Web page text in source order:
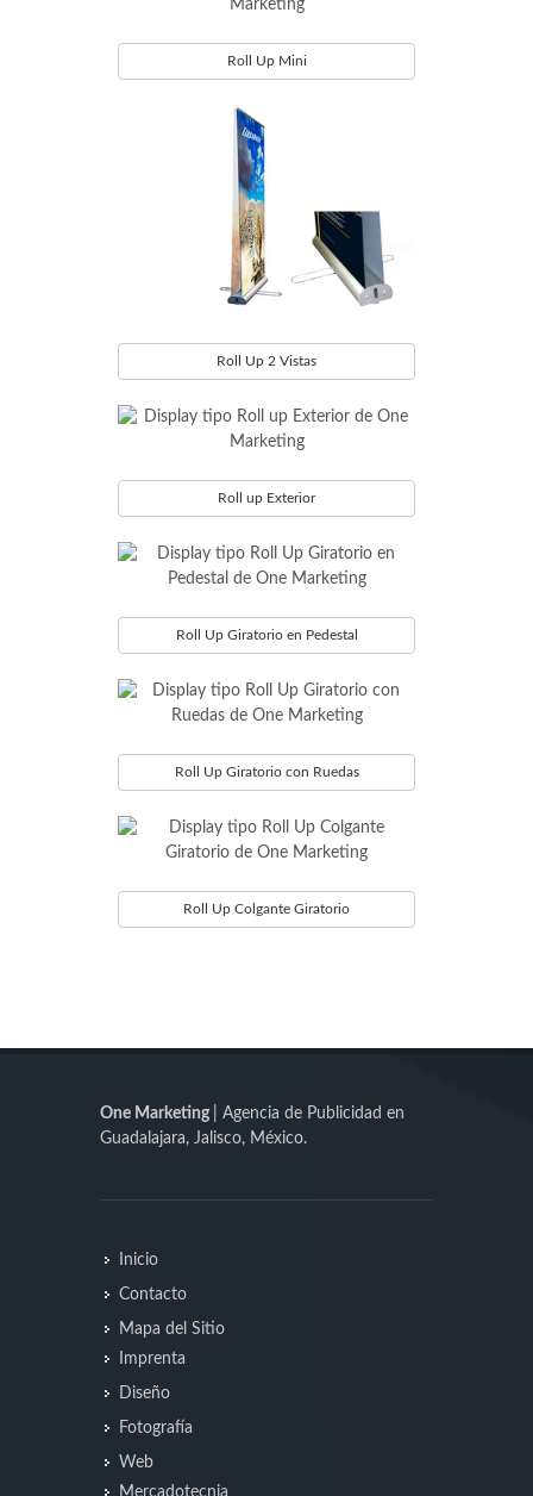
Roll Up Mini
Roll Up 2 Vistas
Roll up Exterior
Roll Up Giratorio en Pedestal
Roll Up Giratorio con Ruedas
Roll Up Colgante Giratorio
One Marketing
| Agencia de Publicidad en
Guadalajara, Jalisco, México.
Inicio
Contacto
Mapa del Sitio
Imprenta
Diseño
Fotografía
Web
Mercadotecnia